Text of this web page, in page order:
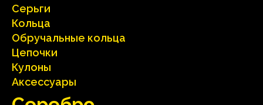
Серьги
Кольца
Oбручальные кольца
Цепочки
Кулоны
Аксесcуары